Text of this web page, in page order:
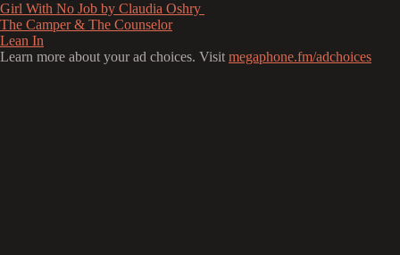
⁠⁠⁠⁠⁠⁠⁠⁠⁠⁠⁠⁠⁠⁠⁠⁠⁠⁠⁠⁠⁠⁠⁠⁠⁠⁠⁠⁠⁠⁠⁠⁠⁠⁠⁠⁠⁠⁠⁠⁠⁠⁠⁠⁠⁠⁠⁠⁠⁠⁠⁠⁠⁠⁠⁠⁠⁠⁠⁠⁠⁠⁠⁠⁠⁠⁠⁠⁠⁠⁠⁠⁠⁠⁠⁠⁠⁠⁠⁠⁠⁠⁠⁠⁠⁠⁠⁠⁠⁠Girl With No Job by Claudia Oshry ⁠⁠⁠⁠⁠⁠⁠⁠⁠⁠⁠⁠⁠⁠⁠⁠⁠⁠⁠⁠⁠⁠⁠⁠⁠⁠⁠⁠⁠⁠⁠⁠⁠⁠⁠⁠⁠⁠⁠⁠⁠⁠⁠⁠⁠⁠⁠⁠⁠⁠⁠⁠⁠⁠⁠⁠⁠⁠⁠⁠⁠⁠⁠⁠⁠⁠⁠⁠⁠⁠⁠⁠⁠⁠⁠⁠⁠⁠⁠⁠⁠⁠⁠⁠⁠⁠⁠⁠⁠
⁠⁠⁠⁠⁠⁠⁠⁠⁠⁠⁠⁠⁠⁠⁠⁠⁠⁠⁠⁠⁠⁠⁠⁠⁠⁠⁠⁠⁠⁠⁠⁠⁠⁠⁠⁠⁠⁠⁠⁠⁠⁠⁠⁠⁠⁠⁠⁠⁠⁠⁠⁠⁠⁠⁠⁠⁠⁠⁠⁠⁠⁠⁠⁠⁠⁠⁠⁠⁠⁠⁠⁠⁠⁠⁠⁠⁠⁠⁠⁠⁠⁠⁠⁠⁠⁠⁠⁠⁠The Camper & The Counselor⁠⁠⁠⁠⁠⁠⁠⁠⁠⁠⁠⁠⁠⁠⁠⁠⁠⁠⁠⁠⁠⁠⁠⁠⁠⁠⁠⁠⁠⁠⁠⁠⁠⁠⁠⁠⁠⁠⁠⁠⁠⁠⁠⁠⁠⁠⁠⁠⁠⁠⁠⁠⁠⁠⁠⁠⁠⁠⁠⁠⁠⁠⁠⁠⁠⁠⁠⁠⁠⁠⁠⁠⁠⁠⁠⁠⁠⁠⁠⁠⁠⁠⁠⁠⁠⁠⁠⁠⁠
⁠⁠⁠⁠⁠⁠⁠⁠⁠⁠⁠⁠⁠⁠⁠⁠⁠⁠⁠⁠⁠⁠⁠⁠⁠⁠⁠⁠⁠⁠⁠⁠⁠⁠⁠⁠⁠⁠⁠⁠⁠⁠⁠⁠⁠⁠⁠⁠⁠⁠⁠⁠⁠⁠⁠⁠⁠⁠⁠⁠⁠⁠⁠⁠⁠⁠⁠⁠⁠⁠⁠⁠⁠⁠⁠⁠⁠⁠⁠⁠⁠⁠⁠⁠⁠⁠⁠⁠⁠Lean In⁠⁠⁠⁠⁠⁠⁠
Learn more about your ad choices. Visit megaphone.fm/adchoices